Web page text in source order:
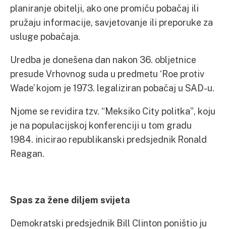
planiranje obitelji, ako one promiču pobačaj ili
pružaju informacije, savjetovanje ili preporuke za
usluge pobačaja.
Uredba je donešena dan nakon 36. obljetnice
presude Vrhovnog suda u predmetu ‘Roe protiv
Wade’ kojom je 1973. legaliziran pobačaj u SAD-u.
Njome se revidira tzv. “Meksiko City politka”, koju
je na populacijskoj konferenciji u tom gradu
1984. inicirao republikanski predsjednik Ronald
Reagan.
Spas za žene diljem svijeta
Demokratski predsjednik Bill Clinton poništio ju